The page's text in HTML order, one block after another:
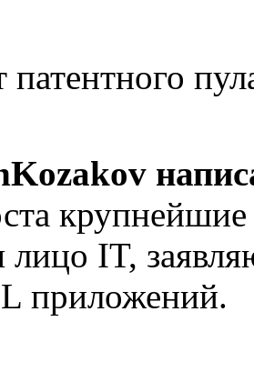
лицо IT,
приложений.